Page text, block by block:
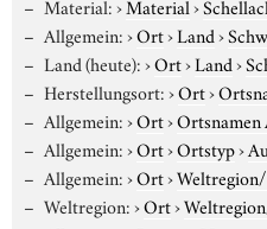
Material:›Material›
Allgemein:›Ort›Land›
Land (heute):›Ort›Land›
Herstellungsort:›Ort›
Allgemein:›Ort›
Allgemein:›Ort›Ortstyp›
Allgemein:›Ort›
Weltregion:›Ort›